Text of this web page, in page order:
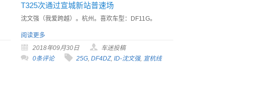
T325次通过宣城新站普速场
沈文强（我爱跨越）。杭州。喜欢车型：DF11G。
阅读更多
2018年09月30日
车迷投稿
0条评论
25G DF4DZ, ID-沈文强, 宣杭线